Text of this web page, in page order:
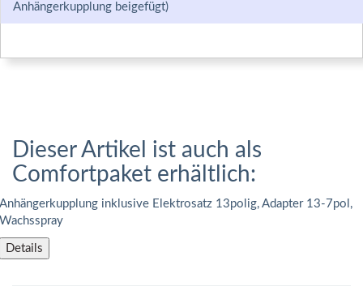
Anhängerkupplung beigefügt)
Dieser Artikel ist auch als
Comfortpaket erhältlich:
Anhängerkupplung inklusive Elektrosatz 13polig, Adapter 13-7pol,
Wachsspray
Details